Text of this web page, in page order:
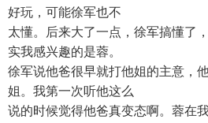
好玩，可能徐军也不
太懂。后来大了一点，徐军搞懂了
实我感兴趣的是蓉。
徐军说他爸很早就打他姐的主意，
姐。我第一次听他这么
说的时候觉得他爸真变态啊。蓉在